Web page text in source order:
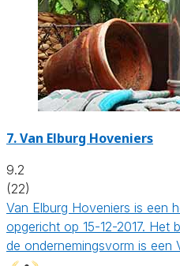
7.Van Elburg Hoveniers
9.2
(22)
Van Elburg Hoveniers is een
opgericht op 15-12-2017. Het
de ondernemingsvorm is een